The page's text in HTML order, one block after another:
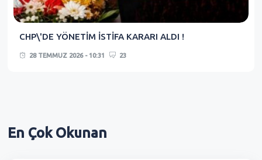
CHP\'DE YÖNETİM İSTİFA KARARI ALDI !
28 TEMMUZ 2026 - 10:31 23
En ÇokOkunan